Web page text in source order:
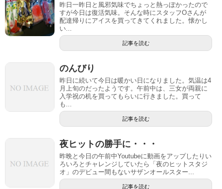
昨日一昨日と風邪気味でちょっと熱っぽかったので
すが今日は復活気味。そんな時にスタッフOさんが
配達帰りにアイスを買ってきてくれました。懐かし
い...
記事を読む
のんびり
昨日に続いて今日は暖かい日になりました。気温は4
月上旬のだったようです。午前中は、三女が両親に
入学祝の机を買ってもらいに行きました。買って
も...
記事を読む
夜ヒットの勝手に・・・
昨晩と今日の午前中Youtubeに動画をアップしたりい
ろいろとチャレンジしていたら「夜のヒットスタジ
オ」のデビュー間もないサザンオールスター...
記事を読む